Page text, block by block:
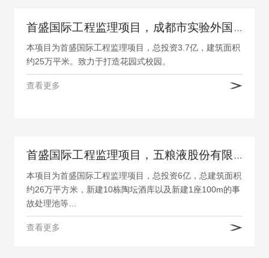
首盛国际工程监理项目，成都市实验外国语学校
本项目为首盛国际工程监理项目，总投资3.7亿，建筑面积
约25万平米。致力于打造花园式校园。
查看更多
首盛国际工程监理项目，五粮液股份有限公司30万吨陶坛陈酿酒库工程
本项目为首盛国际工程监理项目，总投资6亿，总建筑面积
约26万平方米，新建10栋陶坛酒库以及新建1座100m的事
故处理池等…
查看更多